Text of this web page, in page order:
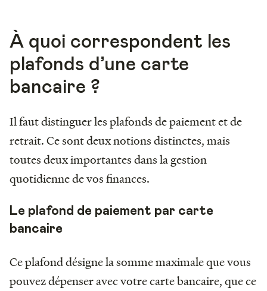
À quoi correspondent les
plafonds d’une carte
bancaire ?
Il faut distinguer les plafonds de paiement et de
retrait. Ce sont deux notions distinctes, mais
toutes deux importantes dans la gestion
quotidienne de vos finances.
Le plafond de paiement par carte
bancaire
Ce plafond désigne la somme maximale que vous
pouvez dépenser avec votre carte bancaire, que ce